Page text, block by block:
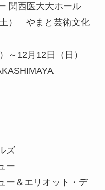
関西医大大ホール
土） やまと芸術文化
～12月12日（日）
ズ
ー
ー＆エリオット・デ